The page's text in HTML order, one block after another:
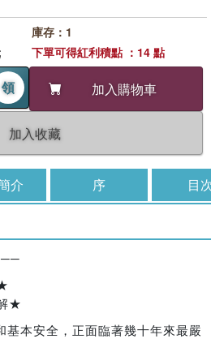
領 加入購物車
加入收藏
庫存：1
下單可得紅利積點 ：14 點
介 序 目
──
★
基本安全，正面臨著幾十年來最嚴